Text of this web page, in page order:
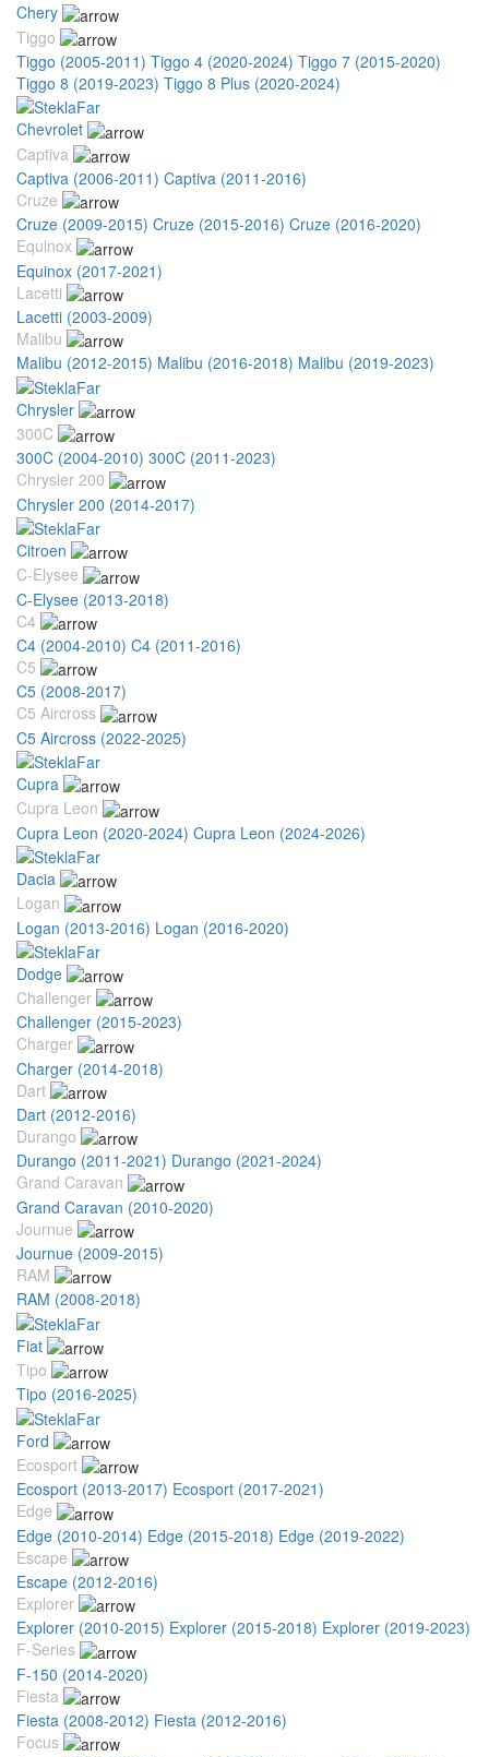
Chery
Tiggo
Tiggo (2005-2011) Tiggo 4 (2020-2024) Tiggo 7 (2015-2020)
Tiggo 8 (2019-2023) Tiggo 8 Plus (2020-2024)
Chevrolet
Captiva
Captiva (2006-2011) Captiva (2011-2016)
Cruze
Cruze (2009-2015) Cruze (2015-2016) Cruze (2016-2020)
Equinox
Equinox (2017-2021)
Lacetti
Lacetti (2003-2009)
Malibu
Malibu (2012-2015) Malibu (2016-2018) Malibu (2019-2023)
Chrysler
300C
300C (2004-2010) 300C (2011-2023)
Chrysler 200
Chrysler 200 (2014-2017)
Citroen
C-Elysee
C-Elysee (2013-2018)
C4
C4 (2004-2010) C4 (2011-2016)
C5
C5 (2008-2017)
C5 Aircross
C5 Aircross (2022-2025)
Cupra
Cupra Leon
Cupra Leon (2020-2024) Cupra Leon (2024-2026)
Dacia
Logan
Logan (2013-2016) Logan (2016-2020)
Dodge
Challenger
Challenger (2015-2023)
Charger
Charger (2014-2018)
Dart
Dart (2012-2016)
Durango
Durango (2011-2021) Durango (2021-2024)
Grand Caravan
Grand Caravan (2010-2020)
Journue
Journue (2009-2015)
RAM
RAM (2008-2018)
Fiat
Tipo
Tipo (2016-2025)
Ford
Ecosport
Ecosport (2013-2017) Ecosport (2017-2021)
Edge
Edge (2010-2014) Edge (2015-2018) Edge (2019-2022)
Escape
Escape (2012-2016)
Explorer
Explorer (2010-2015) Explorer (2015-2018) Explorer (2019-2023)
F-Series
F-150 (2014-2020)
Fiesta
Fiesta (2008-2012) Fiesta (2012-2016)
Focus